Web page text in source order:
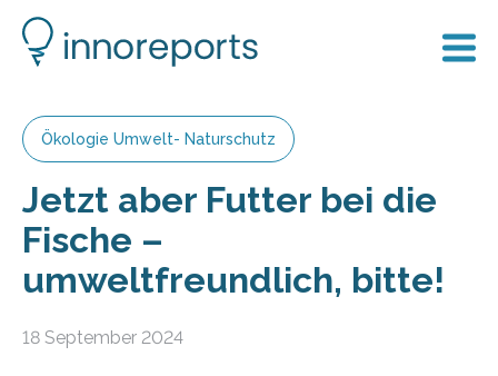
Ökologie Umwelt- Naturschutz
Jetzt aber Futter bei die
Fische –
umweltfreundlich, bitte!
18 September 2024